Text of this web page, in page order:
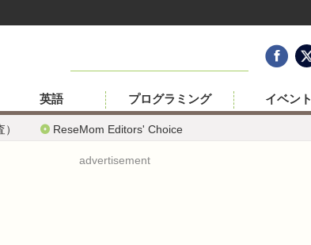
ReseMom Editors' Choice
英語 プログラミング イベント
advertisement